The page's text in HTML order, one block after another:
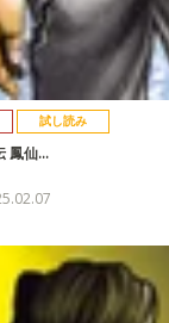
試し読み
鳳仙…